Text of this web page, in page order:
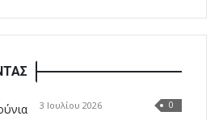
3 Ιουλίου 2026 0